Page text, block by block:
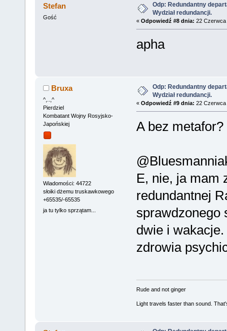
Stefan
Gość
Odp: Redundantny
Wydział redundancji.
« Odpowiedź #8 dnia: 22 Czerwca
apha
Bruxa
^,..,^
Pierdziel
Kombatant Wojny Rosyjsko-
Japońskiej
Wiadomości: 44722
słoiki dżemu truskawkowego
+65535/-65535
ja tu tylko sprzątam...
Odp: Redundantny
Wydział redundancji.
« Odpowiedź #9 dnia: 22 Czerwca
A bez metafor?
E, nie, ja mam
redundantnej
sprawdzonego
dwie i
zdrowia
Rude and not ginger
Light travels faster than sound.